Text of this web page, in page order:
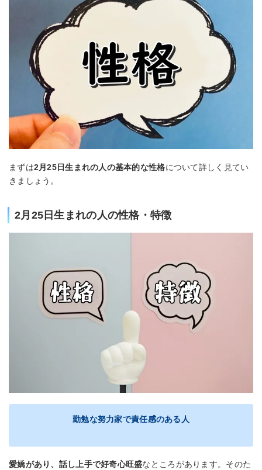
まずは2月25日生まれの人の基本的な性格について詳しく見てい
きましょう。
2月25日生まれの人の性格・特徴
勤勉な努力家で責任感のある人
愛嬌があり、話し上手で好奇心旺盛なところがあります。そのた